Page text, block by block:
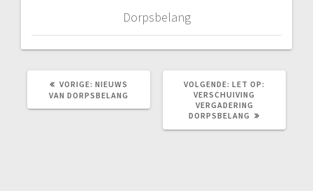
Dorpsbelang
VORIGE: VORIG
BERICHT:
NIEUWS
VAN DORPSBELANG
VOLGENDE: VOLGEND
BERICHT:
LET OP:
VERSCHUIVING
VERGADERING
DORPSBELANG